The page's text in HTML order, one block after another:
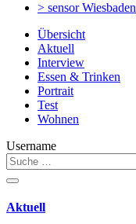
> sensorWiesbaden
Übersicht
Aktuell
Interview
Essen & Trinken
Portrait
Test
Wohnen
Username
Aktuell